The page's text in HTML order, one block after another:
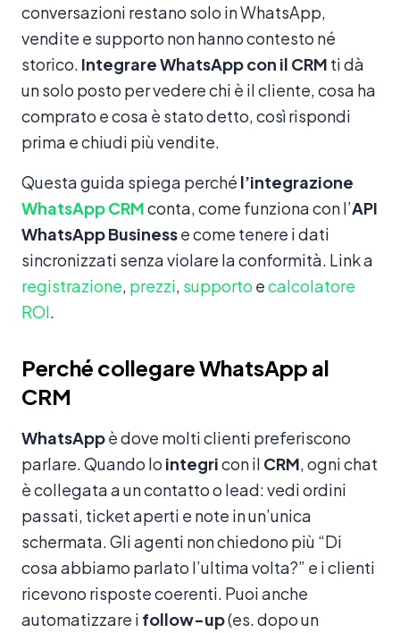
conversazioni restano solo in WhatsApp,
vendite e supporto non hanno contesto né
storico. Integrare WhatsApp con il CRM ti dà
un solo posto per vedere chi è il cliente, cosa ha
comprato e cosa è stato detto, così rispondi
prima e chiudi più vendite.
Questa guida spiega perché l’integrazione
WhatsApp CRMconta, come funziona con l’API
WhatsApp Businesse come tenere i dati
sincronizzati senza violare la conformità. Link a
registrazione, prezzi, supporto ecalcolatore
ROI.
Perché collegare WhatsApp al
CRM
WhatsAppè dove molti clienti preferiscono
parlare. Quando lo integricon il CRM, ogni chat
è collegata a un contatto o lead: vedi ordini
passati, ticket aperti e note in un’unica
schermata. Gli agenti non chiedono più “Di
cosa abbiamo parlato l’ultima volta?” e i clienti
ricevono risposte coerenti. Puoi anche
automatizzare i follow-up(es. dopo un